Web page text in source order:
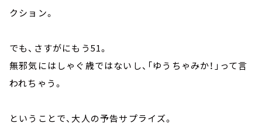
クション。
でも、さすがにもう51。
無邪気にはしゃぐ歳ではないし、「ゆうちゃみか！」って言
われちゃう。
ということで、大人の予告サプライズ。